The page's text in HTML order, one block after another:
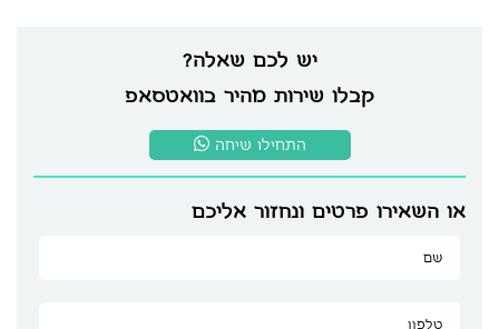
יש לכם שאלה?
קבלו שירות מהיר בוואטסאפ
התחילו שיחה
או השאירו פרטים ונחזור אליכם